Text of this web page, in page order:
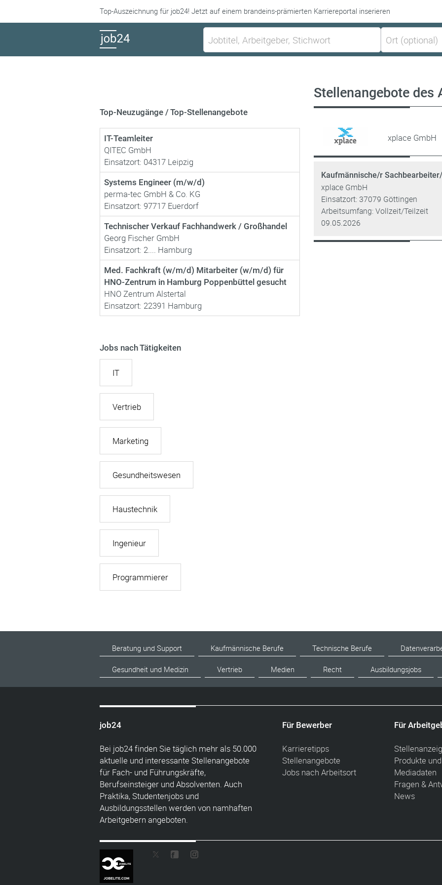
Top-Auszeichnung für job24! Jetzt auf einem brandeins-prämierten Karriereportal inserieren
Top-Neuzugänge / Top-Stellenangebote
IT-Teamleiter
QITEC GmbH
Einsatzort: 04317 Leipzig
Systems Engineer (m/w/d)
perma-tec GmbH & Co. KG
Einsatzort: 97717 Euerdorf
Technischer Verkauf Fachhandwerk / Großhandel
Georg Fischer GmbH
Einsatzort: 2.... Hamburg
Med. Fachkraft (w/m/d) Mitarbeiter (w/m/d) für
HNO-Zentrum in Hamburg Poppenbüttel gesucht
HNO Zentrum Alstertal
Einsatzort: 22391 Hamburg
Jobs nach Tätigkeiten
IT
Vertrieb
Marketing
Gesundheitswesen
Haustechnik
Ingenieur
Programmierer
Stellenangebote des
xplace GmbH
Kaufmännische/r
xplace GmbH
Einsatzort: 37079 Göttingen
Arbeitsumfang: Vollzeit/Teilzeit
09.05.2026
Beratung und Support Kaufmännische Berufe Technische Berufe
Gesundheit und Medizin Vertrieb Medien Recht Ausbildungsjobs
job24
Bei job24 finden Sie täglich mehr als 50.000
aktuelle und interessante Stellenangebote
für Fach- und Führungskräfte,
Berufseinsteiger und Absolventen. Auch
Praktika, Studentenjobs und
Ausbildungsstellen werden von namhaften
Arbeitgebern angeboten.
Für Bewerber
Karrieretipps
Stellenangebote
Jobs nach Arbeitsort
Für
Produkte
Mediadaten
Fragen &
News